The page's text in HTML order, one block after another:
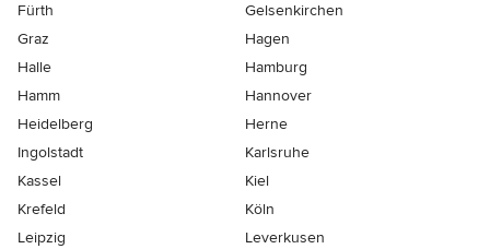
Fürth
Gelsenkirchen
Graz
Hagen
Halle
Hamburg
Hamm
Hannover
Heidelberg
Herne
Ingolstadt
Karlsruhe
Kassel
Kiel
Krefeld
Köln
Leipzig
Leverkusen